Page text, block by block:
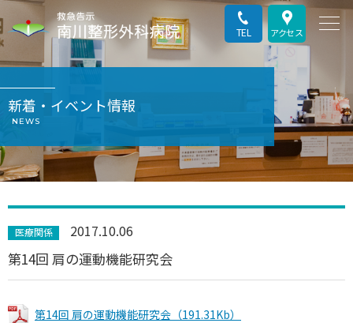
TEL アクセス
新着・イベント情報
NEWS
医療関係 2017.10.06
第14回 肩の運動機能研究会
第14回 肩の運動機能研究会（191.31Kb）